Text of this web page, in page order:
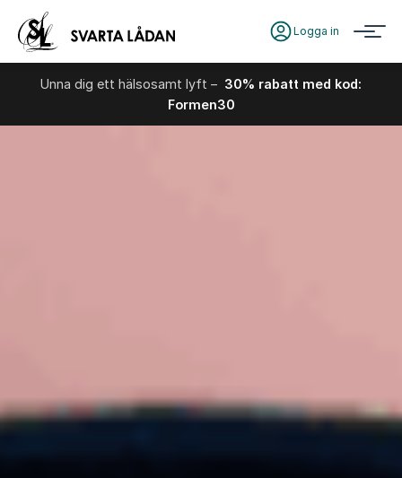
Logga in
Unna dig ett hälsosamt lyft – 30% rabatt med kod:
Formen30